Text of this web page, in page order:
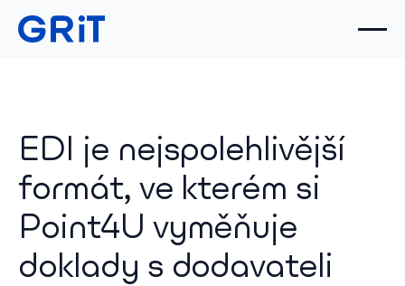
EDI je nejspolehlivější
formát, ve kterém si
Point4U vyměňuje
doklady s dodavateli